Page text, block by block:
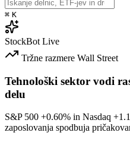
⌘ K
StockBot Live
Tržne razmere Wall Street
Tehnološki sektor vodi
delu
S&P 500 +0.60% in Nasdaq
zaposlovanja spodbuja